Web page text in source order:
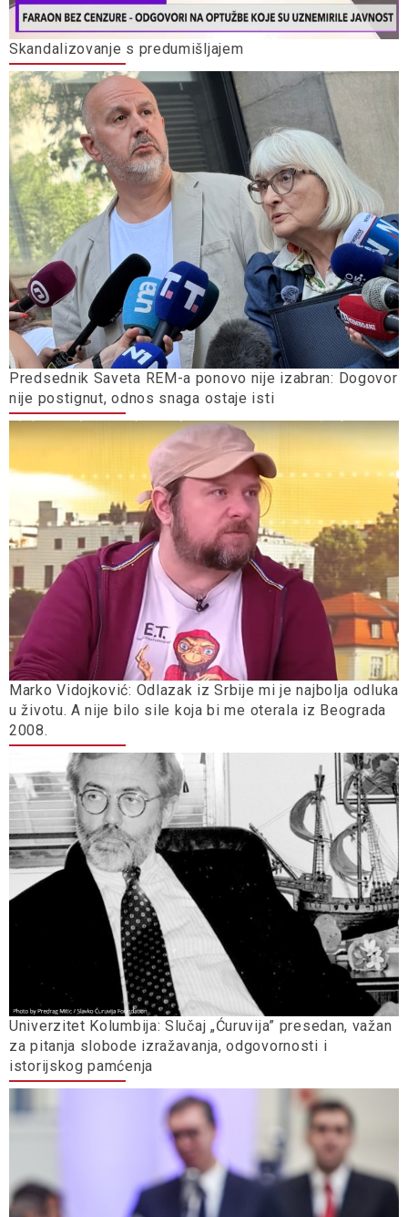
Skandalizovanje s predumišljajem
Predsednik Saveta REM-a ponovo nije izabran: Dogovor
nije postignut, odnos snaga ostaje isti
Marko Vidojković: Odlazak iz Srbije mi je najbolja odluka
u životu. A nije bilo sile koja bi me oterala iz Beograda
2008.
Univerzitet Kolumbija: Slučaj „Ćuruvija” presedan, važan
za pitanja slobode izražavanja, odgovornosti i
istorijskog pamćenja